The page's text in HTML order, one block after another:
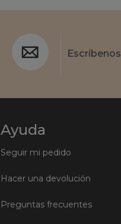
Escríbenos
Ayuda
Seguir mi pedido
Hacer una devolución
Preguntas frecuentes